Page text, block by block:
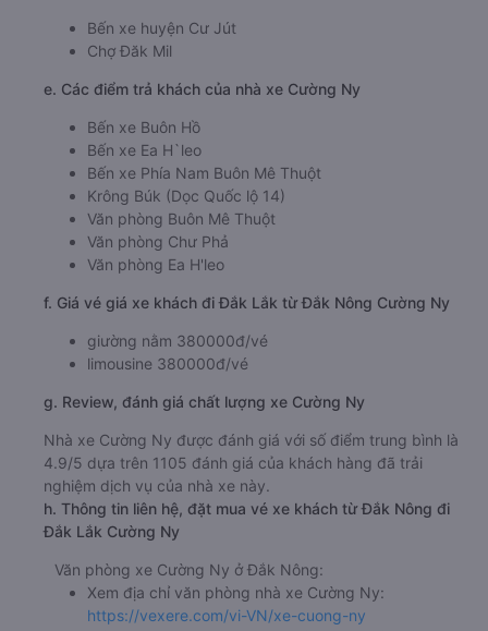
Bến xe huyện Cư Jút
Chợ Đăk Mil
e. Các điểm trả khách của nhà xe Cường Ny
Bến xe Buôn Hồ
Bến xe Ea H`leo
Bến xe Phía Nam Buôn Mê Thuột
Krông Búk (Dọc Quốc lộ 14)
Văn phòng Buôn Mê Thuột
Văn phòng Chư Phả
Văn phòng Ea H'leo
f. Giá vé giá xe khách đi Đắk Lắk từ Đắk Nông Cường Ny
giường nằm 380000đ/vé
limousine 380000đ/vé
g. Review, đánh giá chất lượng xe Cường Ny
Nhà xe Cường Ny được đánh giá với số điểm trung bình là
4.9/5 dựa trên 1105 đánh giá của khách hàng đã trải
nghiệm dịch vụ của nhà xe này.
h. Thông tin liên hệ, đặt mua vé xe khách từ Đắk Nông đi
Đắk Lắk Cường Ny
Văn phòng xe Cường Ny ở Đắk Nông:
Xem địa chỉ văn phòng nhà xe Cường Ny:
https://vexere.com/vi-VN/xe-cuong-ny